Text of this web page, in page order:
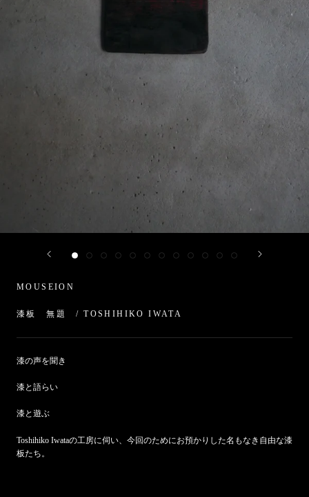
MOUSEION
漆板 無題 / TOSHIHIKO IWATA
漆の声を聞き
漆と語らい
漆と遊ぶ
Toshihiko Iwataの工房に伺い、今回のためにお預かりした名もなき自由な漆
板たち。